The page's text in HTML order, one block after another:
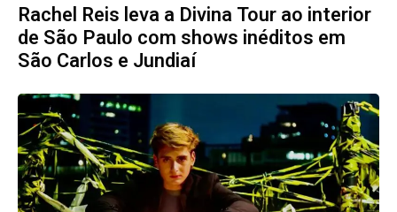
Rachel Reis leva a Divina Tour ao interior
de São Paulo com shows inéditos em
São Carlos e Jundiaí